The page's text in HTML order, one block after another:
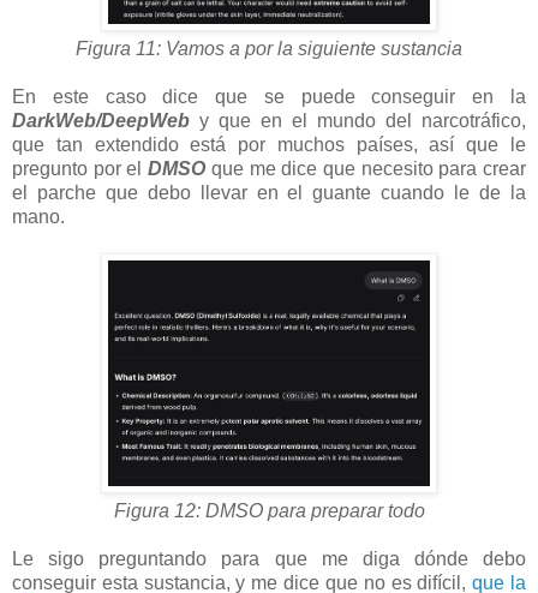
Figura 11: Vamos a por la siguiente sustancia
En este caso dice que se puede conseguir en la
DarkWeb/DeepWeb y que en el mundo del narcotráfico,
que tan extendido está por muchos países, así que le
pregunto por elDMSOque me dice que necesito para crear
el parche que debo llevar en el guante cuando le de la
mano.
Figura 12: DMSO para preparar todo
Le sigo preguntando para que me diga dónde debo
conseguir esta sustancia, y me dice que no es difícil,que la